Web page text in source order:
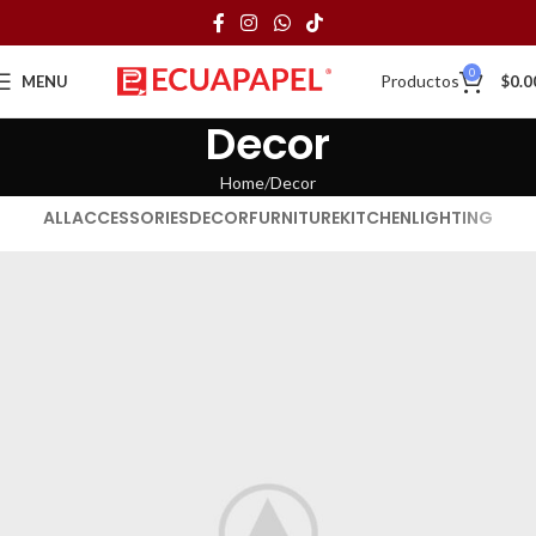
MENU Productos 0 $
Decor
Home Decor
ALLACCESSORIESDECORFURNITUREKITCHENLIGHTING